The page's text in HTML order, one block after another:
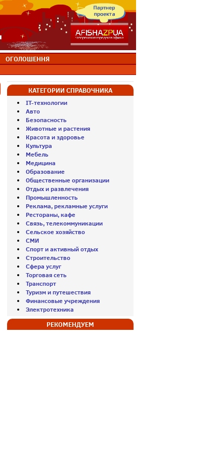
ОГОЛОШЕННЯ
КАТЕГОРИИ СПРАВОЧНИКА
IT-технологии
Авто
Безопасность
Животные и растения
Красота и здоровье
Культура
Мебель
Медицина
Образование
Общественные организации
Отдых и развлечения
Промышленность
Реклама, рекламные услуги
Рестораны, кафе
Связь, телекоммуникации
Сельское хозяйство
СМИ
Спорт и активный отдых
Строительство
Сфера услуг
Торговая сеть
Транспорт
Туризм и путешествия
Финансовые учреждения
Электротехника
РЕКОМЕНДУЕМ